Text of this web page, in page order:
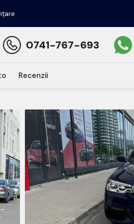
0741-767-693
Recenzii